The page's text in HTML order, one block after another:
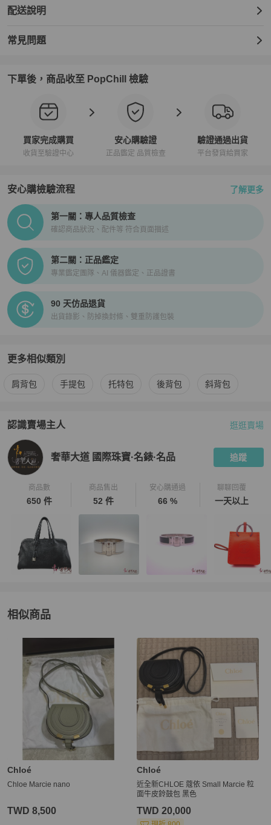
配送說明
常見問題
下單後，商品收至 PopChill 檢驗
買家完成購買
收貨至驗證中心
安心購驗證
正品鑑定 品質檢查
驗證通過出貨
平台發貨給買家
安心購檢驗流程 了解更多
PopChill拍拍圈正品驗證、安心購檢驗流程介紹
第一關：專人品質檢查
確認商品狀況、配件等 符合頁面描述
第二關：正品鑑定
專業鑑定團隊、AI 儀器鑑定、正品證書
90 天仿品退貨
出貨錄影、防掉換封條、雙重防護包裝
更多相似類別
更多Chloé 女包相似商品推薦
肩背包 手提包 托特包 後背包 斜背包
認識賣場主人
PopChill 拍拍圈嚴選賣家 奢華大道 國際珠寶·名錶·名品介紹
逛逛賣場
奢華大道 國際珠寶·名錶·名品 追蹤
商品數
650 件
商品售出
52 件
安心購通過
66 %
聊聊回覆
一天以上
相似商品
更多相似Chloé女包推薦精品
Chloé
Chloe Marcie nano
TWD 8,500
Chloé
近全新CHLOE 蔻依 Small Marcie 粒
面牛皮鈴鼓包 黑色
TWD 20,000